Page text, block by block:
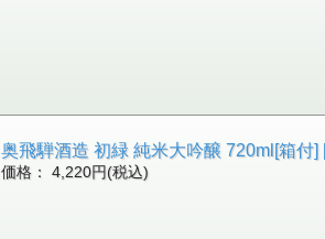
奥飛騨酒造 初緑 純米大吟醸 720ml[箱付]
価格： 4,220円(税込)